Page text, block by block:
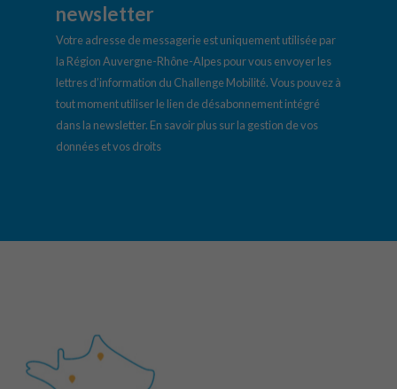
newsletter
Votre adresse de messagerie est uniquement utilisée par
la Région Auvergne-Rhône-Alpes pour vous envoyer les
lettres d’information du Challenge Mobilité. Vous pouvez à
tout moment utiliser le lien de désabonnement intégré
dans la newsletter. En savoir plus sur la gestion de vos
données et vos droits